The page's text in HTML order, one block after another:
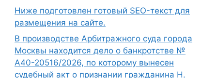
Ниже подготовлен готовый SEO-текст для
размещения на сайте.
В производстве Арбитражного суда города
Москвы находится дело о банкротстве №
А40-20516/2026, по которому вынесен
судебный акт о признании гражданина Н.